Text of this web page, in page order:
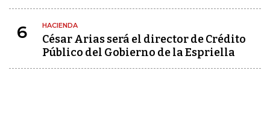
6 HACIENDA
César Arias será el director de Crédito
Público del Gobierno de la Espriella